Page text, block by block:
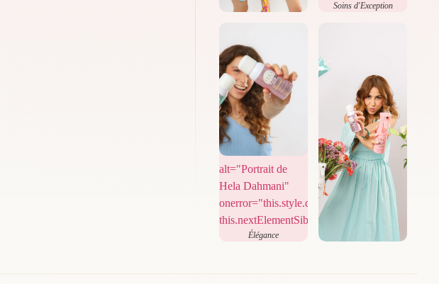
Beauté Naturelle
Soins d'Exception
alt="Portrait de
Hela Dahmani"
onerror="this.style.display='none';
this.nextElementSibling.style.display='flex';">
Élégance